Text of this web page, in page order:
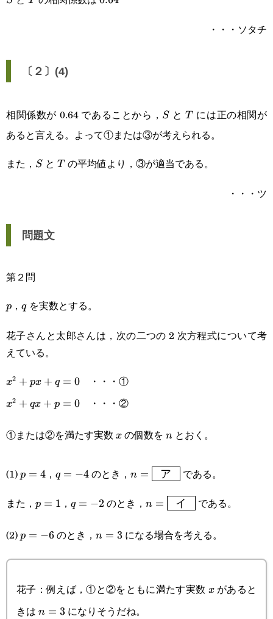
・・・ソタチ
〔２〕(4)
相関係数が 0.64 であることから， S
S とT
T には正の相関が
あると言える。よって①または③が考えられる。
また， S
S と T
T の平均値より，③が適当である。
・・・ツ
問題文
第２問
p
p ， q
qを実数とする。
花子さんと太郎さんは，次の二つの 2 次方程式について考
えている。
x^2+px+q=0
x2 + px + q = 0 ・・・①
x^2+qx+p=0
x2 + qx + p = 0 ・・・②
①または②を満たす実数 x
x の個数を n
n とおく。
(1) p = 4， q = −4のとき， n=\boxed{\enspace\textsf{
n = ア である。
また， p = 1 ， q = −2 のとき，n = イ である。
(2)p=-6
p = −6のとき， n=3
n = 3になる場合を考える。
花子：例えば，①と②をともに満たす実数 x
xがあると
きは n=3
n = 3になりそうだね。